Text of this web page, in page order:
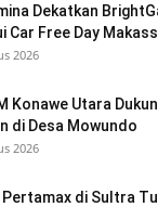
Dekatkan
Car Free Day
2026
Konawe Utara
di Desa Mowundo
2026
Pertamax di Sultra